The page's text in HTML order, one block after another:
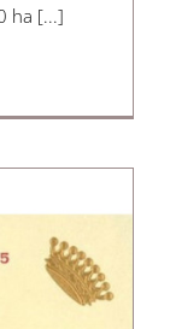
ha [...]